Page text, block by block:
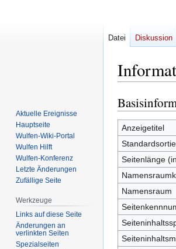
Zur
Navigation
springen
Zur
Suche
springen
Anzeigetitel
Seitenlänge
Namensraum
Datei Diskussion
Aktuelle Ereignisse
Hauptseite
Wulfen-Wiki-Portal
Wulfen Hilft
Wulfen-Konferenz
Letzte Änderungen
Zufällige Seite
Werkzeuge
Links auf diese Seite
Änderungen an
verlinkten Seiten
Spezialseiten